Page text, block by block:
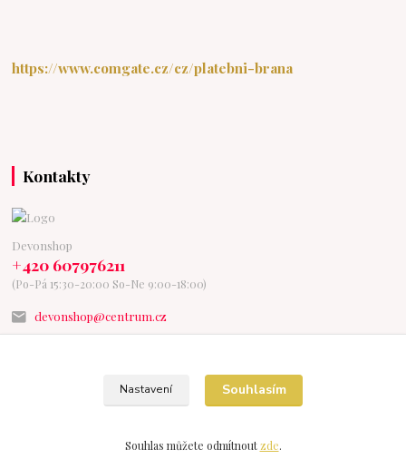
https://www.comgate.cz/cz/platebni-brana
Kontakty
Devonshop
+420 607976211
(Po-Pá 15:30-20:00 So-Ne 9:00-18:00)
devonshop@centrum.cz
Vytvořeno na Eshop-rychle.cz
Nastavení Souhlasím
Souhlas můžete odmítnoutzde.